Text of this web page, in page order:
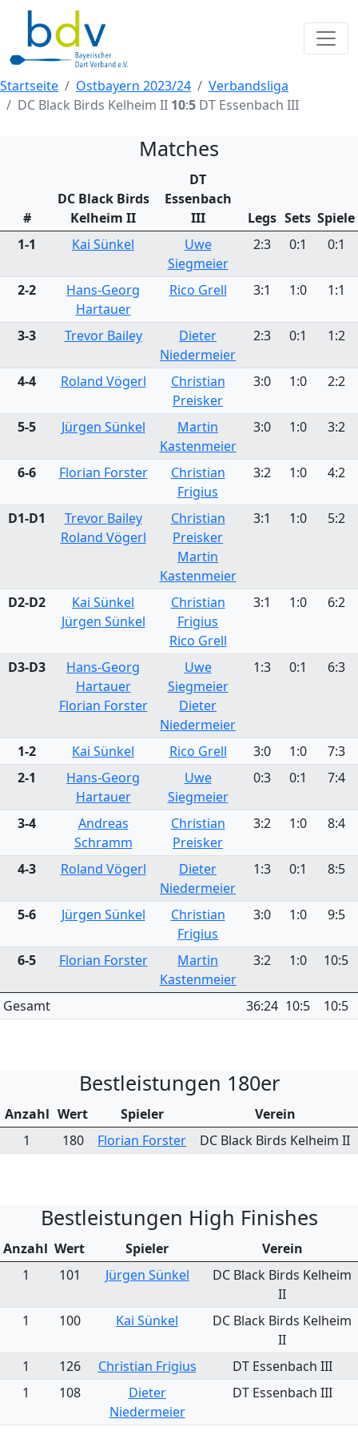
Startseite Ostbayern 2023/24
Verbandsliga
DC Black Birds Kelheim II 10:5 DT Essenbach III
Matches
#
DC Black Birds
Kelheim II
DT
Essenbach
III
Legs Sets Spiele
1-1
Kai Sünkel
Uwe
Siegmeier
2:3 0:1 0:1
2-2
Hans-Georg
Hartauer
Rico Grell 3:1 1:0 1:1
3-3 Trevor Bailey
Dieter
Niedermeier
2:3 0:1 1:2
4-4 Roland Vögerl
Christian
Preisker
3:0 1:0 2:2
5-5 Jürgen Sünkel
Martin
Kastenmeier
3:0 1:0 3:2
6-6 Florian Forster
Christian
Frigius
3:2 1:0 4:2
D1-D1
Trevor Bailey
Roland Vögerl
Christian
Preisker
Martin
Kastenmeier
3:1 1:0 5:2
D2-D2
Kai Sünkel
Jürgen Sünkel
Christian
Frigius
Rico Grell
3:1 1:0 6:2
D3-D3
Hans-Georg
Hartauer
Florian Forster
Uwe
Siegmeier
Dieter
Niedermeier
1:3 0:1 6:3
1-2 Kai Sünkel Rico Grell 3:0 1:0
7:3
2-1
Hans-Georg
Hartauer
Uwe
Siegmeier
0:3 0:1 7:4
3-4
Andreas
Schramm
Christian
Preisker
3:2 1:0 8:4
4-3 Roland Vögerl
Dieter
Niedermeier
1:3 0:1 8:5
5-6 Jürgen Sünkel
Christian
Frigius
3:0 1:0 9:5
6-5 Florian Forster
Martin
Kastenmeier
3:2 1:0 10:5
Gesamt 36:24 10:5 10:5
Bestleistungen 180er
Anzahl Wert Spieler
Verein
1
180 Florian Forster DC Black Birds Kelheim II
Bestleistungen High Finishes
Anzahl Wert Spieler
Verein
1
101 Jürgen Sünkel
DC Black Birds Kelheim
II
1
100 Kai Sünkel
DC Black Birds Kelheim
II
1
126 Christian Frigius
DT Essenbach III
1
108
Dieter
Niedermeier
DT Essenbach III